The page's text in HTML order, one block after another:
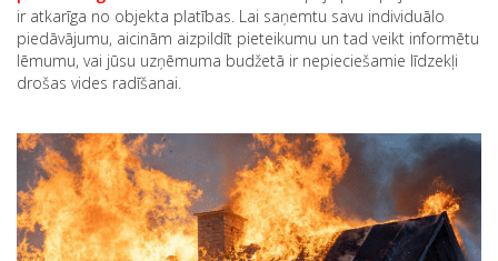
ir atkarīga no objekta platības. Lai saņemtu savu individuālo
piedāvājumu, aicinām aizpildīt pieteikumu un tad veikt informētu
lēmumu, vai jūsu uzņēmuma budžetā ir nepieciešamie līdzekļi
drošas vides radīšanai.